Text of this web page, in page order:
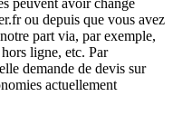
peuvent avoir changé
ou depuis que vous avez
part via, par exemple,
ligne, etc. Par
demande de devis sur
actuellement